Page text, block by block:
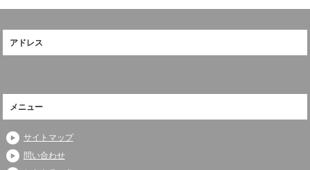
アドレス
メニュー
サイトマップ
問い合わせ